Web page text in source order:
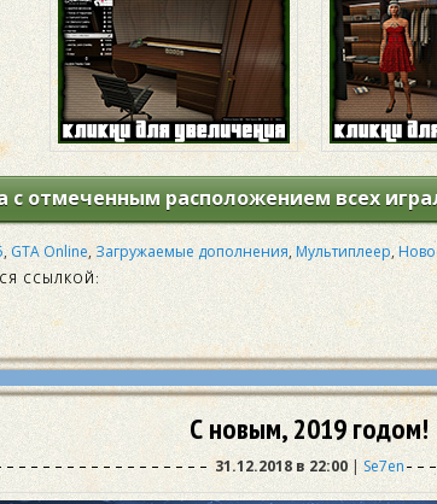
с отмеченным расположением всех
,GTA Online, Загружаемые дополнения,Мультиплеер,
ССЫЛКОЙ:
С новым, 2019 годом!
31.12.2018 в 22:00| Se7en